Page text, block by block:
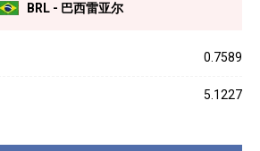
BRL - 巴西雷亚尔
0.7589
5.1227